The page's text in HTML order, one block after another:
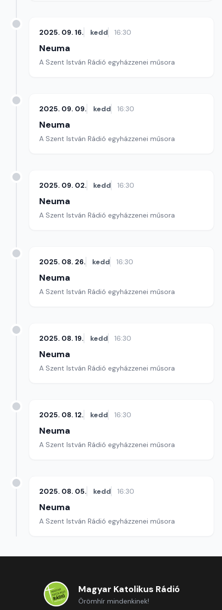
2025. 09. 16. kedd 16:30
Neuma
A Szent István Rádió egyházzenei műsora
2025. 09. 09. kedd 16:30
Neuma
A Szent István Rádió egyházzenei műsora
2025. 09. 02. kedd 16:30
Neuma
A Szent István Rádió egyházzenei műsora
2025. 08. 26. kedd 16:30
Neuma
A Szent István Rádió egyházzenei műsora
2025. 08. 19. kedd 16:30
Neuma
A Szent István Rádió egyházzenei műsora
2025. 08. 12. kedd 16:30
Neuma
A Szent István Rádió egyházzenei műsora
2025. 08. 05. kedd 16:30
Neuma
A Szent István Rádió egyházzenei műsora
Magyar Katolikus Rádió
Örömhír mindenkinek!